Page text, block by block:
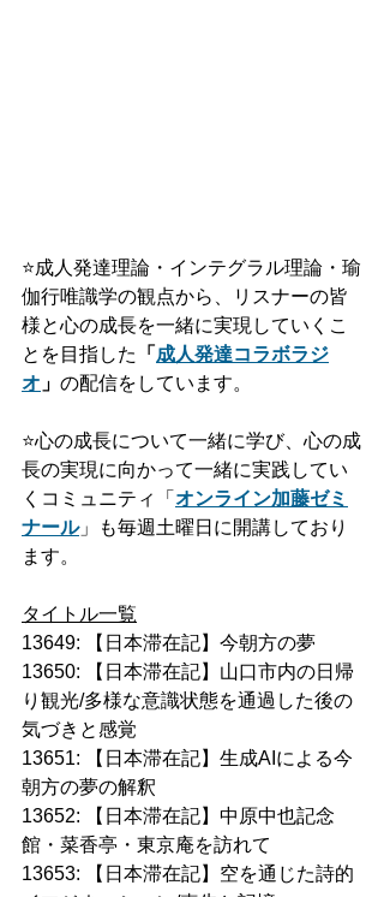
⭐️成人発達理論・インテグラル理論・瑜
伽行唯識学の観点から、リスナーの皆
様と心の成長を一緒に実現していくこ
とを目指した
「 成人発達コラボラジ
オ 」 の配信をしています。
⭐️心の成長について一緒に学び、心の成
長の実現に向かって一緒に実践してい
くコミュニティ「 オンライン加藤ゼミ
ナール」も毎週土曜日に開講しており
ます。
タイトル一覧
13649: 【日本滞在記】今朝方の夢
13650: 【日本滞在記】山口市内の日帰
り観光/多様な意識状態を通過した後の
気づきと感覚
13651: 【日本滞在記】生成AIによる今
朝方の夢の解釈
13652: 【日本滞在記】中原中也記念
館・菜香亭・東京庵を訪れて
13653: 【日本滞在記】空を通じた詩的